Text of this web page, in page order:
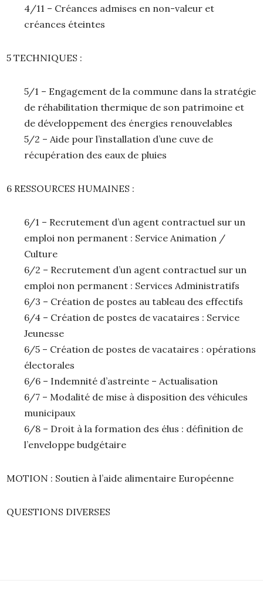
4/11 – Créances admises en non-valeur et
créances éteintes
5 TECHNIQUES :
5/1 – Engagement de la commune dans la stratégie
de réhabilitation thermique de son patrimoine et
de développement des énergies renouvelables
5/2 – Aide pour l’installation d’une cuve de
récupération des eaux de pluies
6 RESSOURCES HUMAINES :
6/1 – Recrutement d’un agent contractuel sur un
emploi non permanent : Service Animation /
Culture
6/2 – Recrutement d’un agent contractuel sur un
emploi non permanent : Services Administratifs
6/3 – Création de postes au tableau des effectifs
6/4 – Création de postes de vacataires : Service
Jeunesse
6/5 – Création de postes de vacataires : opérations
électorales
6/6 – Indemnité d’astreinte – Actualisation
6/7 – Modalité de mise à disposition des véhicules
municipaux
6/8 – Droit à la formation des élus : définition de
l’enveloppe budgétaire
MOTION : Soutien à l’aide alimentaire Européenne
QUESTIONS DIVERSES